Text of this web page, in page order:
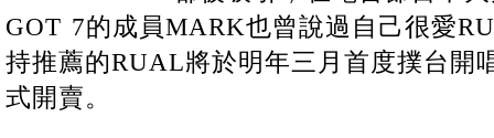
GOT 7的成員MARK也曾說過自己很愛
持推薦的RUAL將於明年三月首度撲台開
式開賣。